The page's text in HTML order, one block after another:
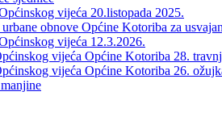
vijeća 20.listopada 2025.
obnove Općine Kotoriba za
vijeća 12.3.2026.
vijeća Općine Kotoriba 28.
vijeća Općine Kotoriba 26.